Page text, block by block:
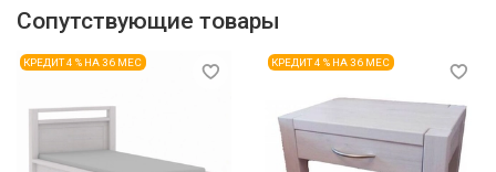
Сопутствующие товары
КРЕДИТ 4 % НА 36 МЕС КРЕДИТ 4 % НА 36 МЕС